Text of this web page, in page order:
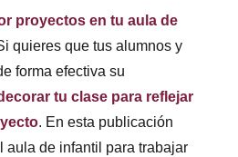
proyectos en tu aula de
quieres que tus alumnos y
forma efectiva su
tu clase para reflejar
. En esta publicación
aula de infantil para trabajar